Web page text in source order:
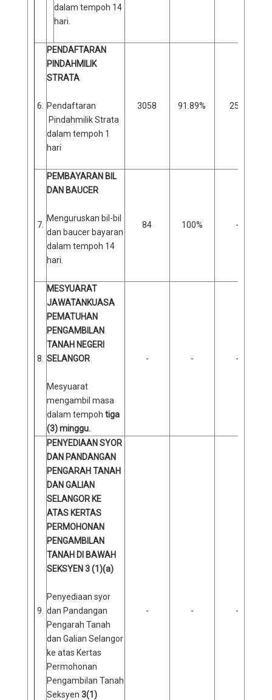
dalam tempoh 14
hari.
6.
PENDAFTARAN
PINDAHMILIK
STRATA
Pendaftaran
Pindahmilik Strata
dalam tempoh 1
hari
3058 91.89% 256
7.
PEMBAYARAN BIL
DAN BAUCER
Menguruskan bil-bil
dan baucer bayaran
dalam tempoh 14
hari.
84 100% -
8.
MESYUARAT
JAWATANKUASA
PEMATUHAN
PENGAMBILAN
TANAH NEGERI
SELANGOR
Mesyuarat
mengambil masa
dalam tempoh tiga
(3) minggu.
- - -
9.
PENYEDIAAN SYOR
DAN PANDANGAN
PENGARAH TANAH
DAN GALIAN
SELANGOR KE
ATAS KERTAS
PERMOHONAN
PENGAMBILAN
TANAH DI BAWAH
SEKSYEN 3 (1)(a)
Penyediaan syor
dan Pandangan
Pengarah Tanah
dan Galian Selangor
ke atas Kertas
Permohonan
Pengambilan Tanah
Seksyen 3(1)
- - -